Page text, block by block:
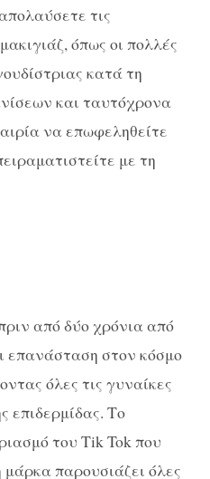
τις
όπως οι πολλές
κατά τη
και ταυτόχρονα
να επωφεληθείτε
με τη
από δύο χρόνια από
επανάσταση στον κόσμο
όλες τις γυναίκες
επιδερμίδας. Το
του Tik Tok που
μάρκα παρουσιάζει όλες